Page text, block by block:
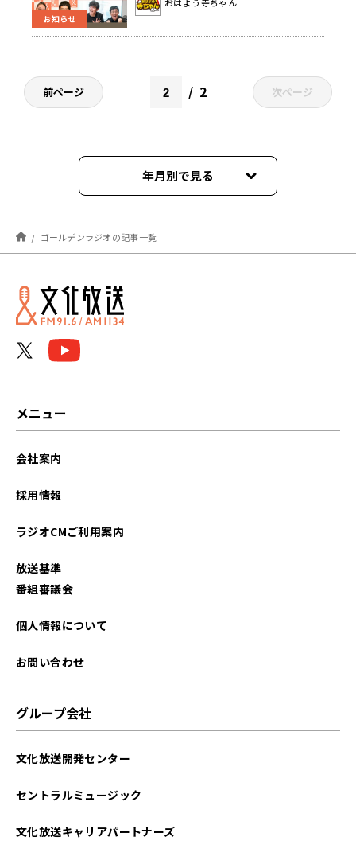
お知らせ
プレゼントが満載の1週間
おはよう寺ちゃん
前ページ 2 次ページ
年月別で見る
2026年08月
2026年07月
2026年06月
2025年09月
2025年06月
ゴールデンラジオの記事一覧
メニュー
会社案内
採用情報
ラジオCMご利用案内
放送基準
番組審議会
個人情報について
お問い合わせ
グループ会社
文化放送開発センター
セントラルミュージック
文化放送キャリアパートナーズ